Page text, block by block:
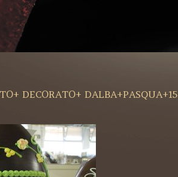
DECORATO+ DALBA+PASQUA+15